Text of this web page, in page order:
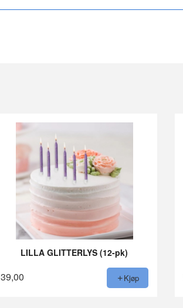
LILLA GLITTERLYS (12-pk)
39,00 Kjøp